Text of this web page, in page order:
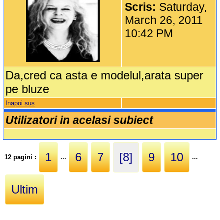
Scris: Saturday,
March 26, 2011
10:42 PM
Da,cred ca asta e modelul,arata super
pe bluze
Inapoi sus
Utilizatori in acelasi subiect
12 pagini : 1 ... 6 7 [8] 9 10 ...
Ultim